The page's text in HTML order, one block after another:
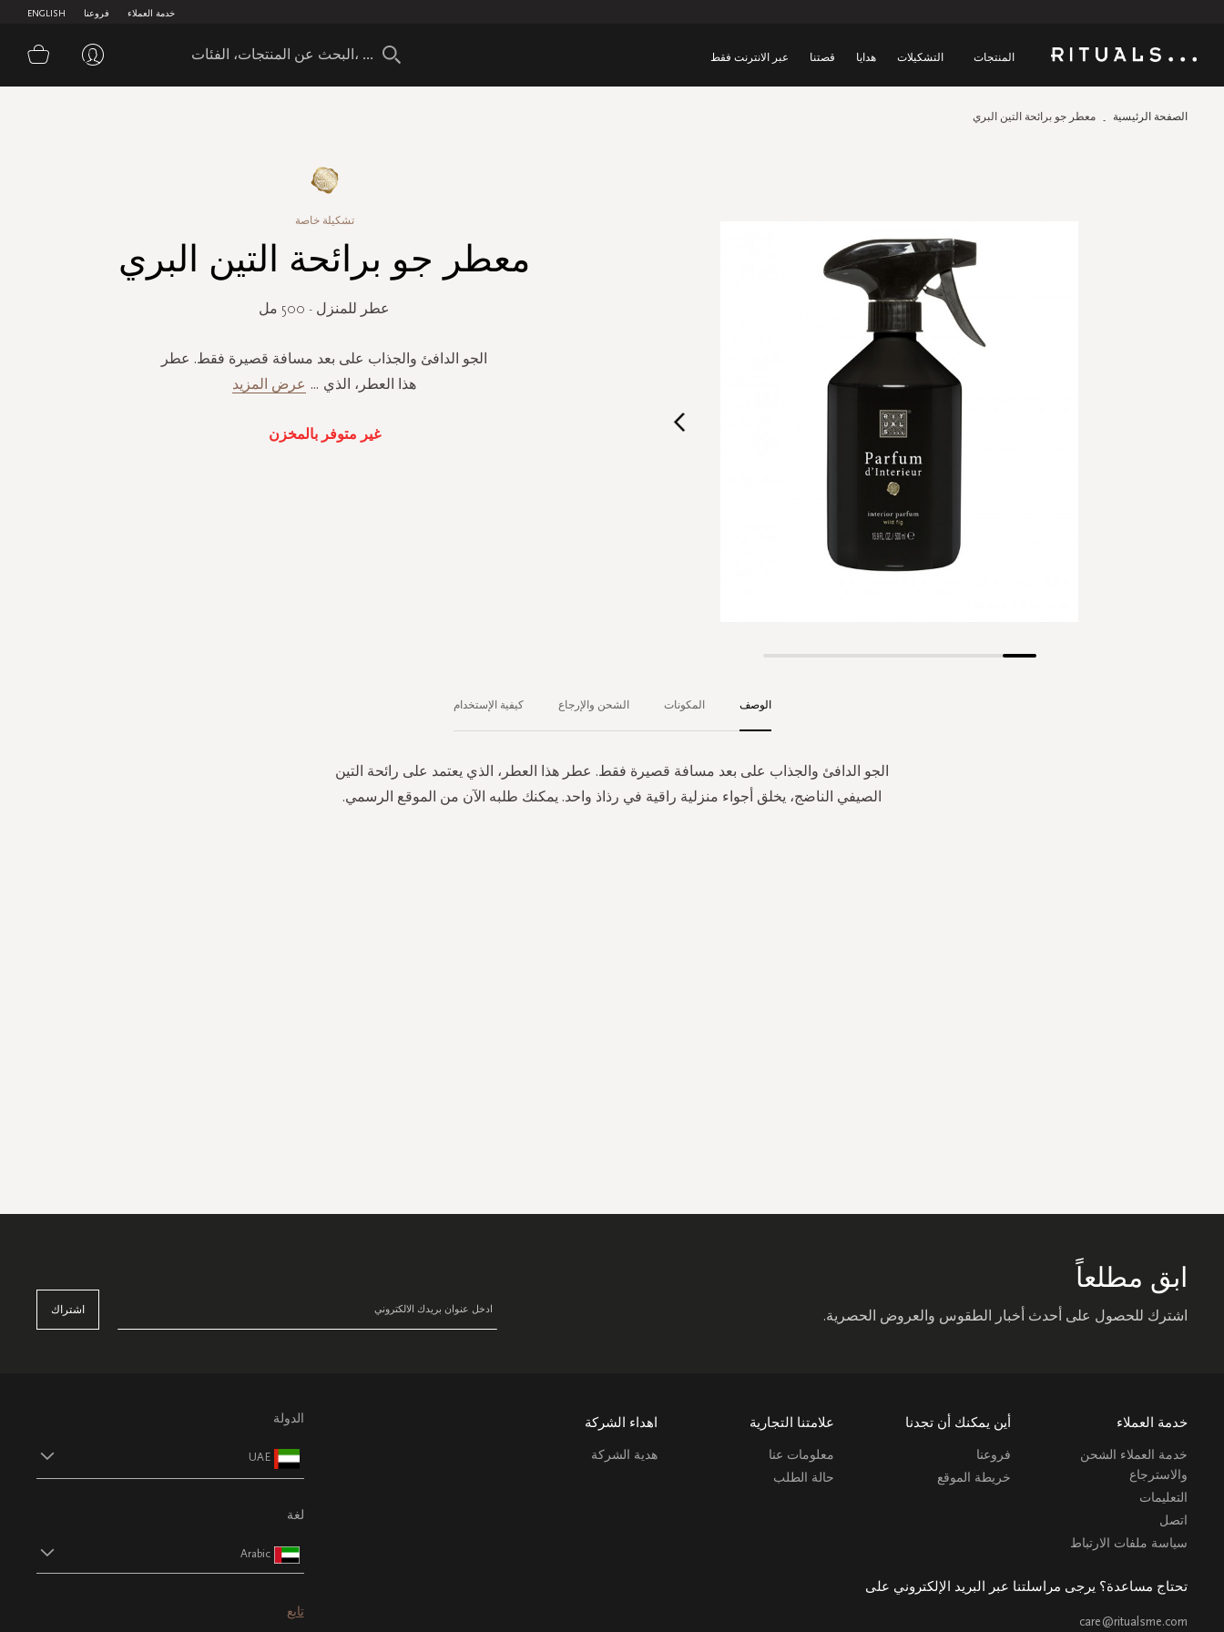
ENGLISH فروعنا خدمة العملاء
المنتجات التشكيلات هدايا قصتنا عبر الانترنت فقط سلة
الصفحة الرئيسية معطر جو برائحة التين البري
تشكيلة خاصة
معطر جو برائحة التين البري
عطر للمنزل - 500 مل
الجو الدافئ والجذاب على بعد مسافة قصيرة فقط. عطر
هذا العطر، الذي ... عرض المزيد
غير متوفر بالمخزن
الوصف
الجو الدافئ والجذاب على بعد مسافة قصيرة فقط. عطر هذا العطر، الذي يعتمد على رائحة التين
الصيفي الناضج، يخلق أجواء منزلية راقية في رذاذ واحد. يمكنك طلبه الآن من الموقع الرسمي.
المكونات الشحن والإرجاع كيفية الإستخدام
ابق مطلعاً
اشترك للحصول على أحدث أخبار الطقوس والعروض الحصرية. اشتراك
خدمة العملاء
خدمة العملاء الشحن
والاسترجاع
التعليمات
اتصل
سياسة ملفات الارتباط
أين يمكنك أن تجدنا
فروعنا
خريطة الموقع
علامتنا التجارية
معلومات عنا
حالة الطلب
اهداء الشركة
هدية الشركة
تحتاج مساعدة؟ يرجى مراسلتنا عبر البريد الإلكتروني على
care@ritualsme.com
الدولة
UAE
لغة
Arabic
تابع